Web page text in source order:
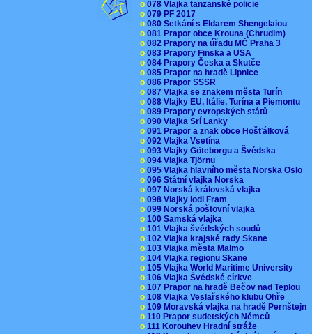
o 078 Vlajka tanzanské policie
o 079 PF 2017
o 080 Setkání s Eldarem Shengelaiou
o 081 Prapor obce Krouna (Chrudim)
o 082 Prapory na úřadu MČ Praha 3
o 083 Prapory Finska a USA
o 084 Prapory Česka a Skutče
o 085 Prapor na hradě Lipnice
o 086 Prapor SSSR
o 087 Vlajka se znakem města Turín
o 088 Vlajky EU, Itálie, Turína a Piemontu
o 089 Prapory evropských států
o 090 Vlajka Srí Lanky
o 091 Prapor a znak obce Hošťálková
o 092 Vlajka Vsetína
o 093 Vlajky Göteborgu a Švédska
o 094 Vlajka Tjörnu
o 095 Vlajka hlavního města Norska Oslo
o 096 Státní vlajka Norska
o 097 Norská královská vlajka
o 098 Vlajky lodi Fram
o 099 Norská poštovní vlajka
o 100 Samská vlajka
o 101 Vlajka švédských soudů
o 102 Vlajka krajské rady Skane
o 103 Vlajka města Malmö
o 104 Vlajka regionu Skane
o 105 Vlajka World Maritime University
o 106 Vlajka Švédské církve
o 107 Prapor na hradě Bečov nad Teplou
o 108 Vlajka Veslařského klubu Ohře
o 109 Moravská vlajka na hradě Pernštejn
o 110 Prapor sudetských Němců
o 111 Korouhev Hradní stráže